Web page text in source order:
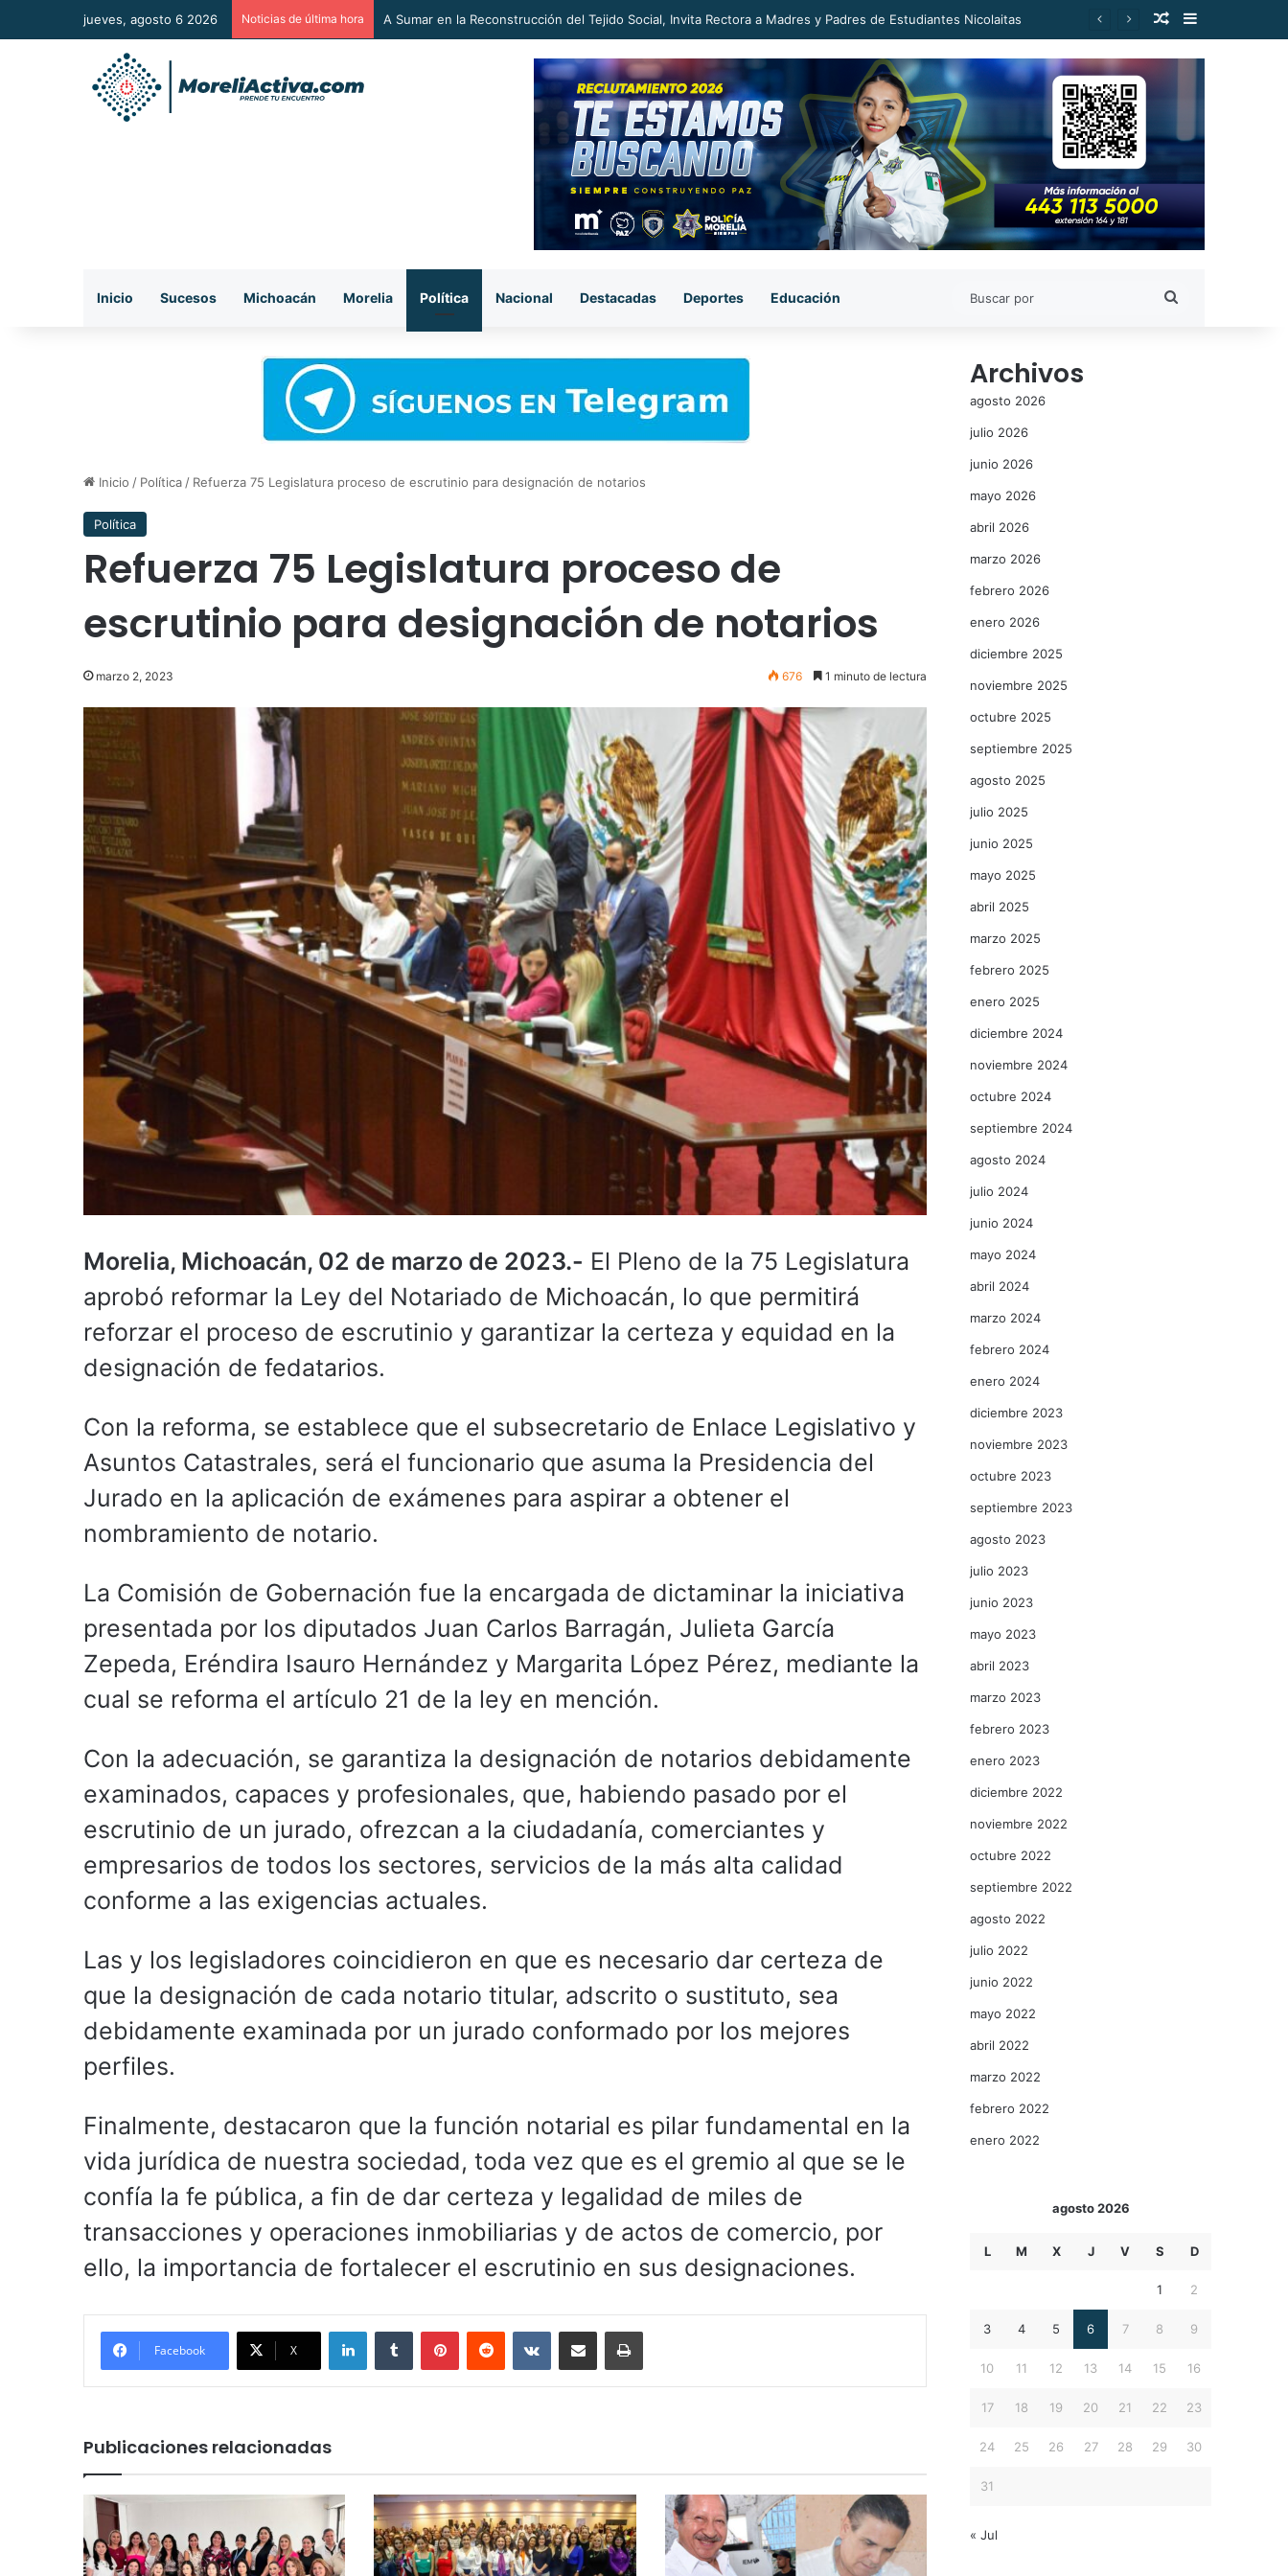
jueves, agosto 6 2026 Noticias de última hora A Sumar en la Reconstrucción del Tejido Social, Invita Rectora a Madres y Padres de Estudiantes Nicolaitas Publicación al
Barra lateral
Inicio Sucesos Michoacán Morelia Política Nacional Destacadas Deportes Educación
Inicio / Política / Refuerza 75 Legislatura proceso de escrutinio para designación de notarios
Política
Refuerza 75 Legislatura proceso de
escrutinio para designación de notarios
marzo 2, 2023 676 1 minuto de lectura
Morelia, Michoacán, 02 de marzo de 2023.- El Pleno de la 75 Legislatura
aprobó reformar la Ley del Notariado de Michoacán, lo que permitirá
reforzar el proceso de escrutinio y garantizar la certeza y equidad en la
designación de fedatarios.
Con la reforma, se establece que el subsecretario de Enlace Legislativo y
Asuntos Catastrales, será el funcionario que asuma la Presidencia del
Jurado en la aplicación de exámenes para aspirar a obtener el
nombramiento de notario.
La Comisión de Gobernación fue la encargada de dictaminar la iniciativa
presentada por los diputados Juan Carlos Barragán, Julieta García
Zepeda, Eréndira Isauro Hernández y Margarita López Pérez, mediante la
cual se reforma el artículo 21 de la ley en mención.
Con la adecuación, se garantiza la designación de notarios debidamente
examinados, capaces y profesionales, que, habiendo pasado por el
escrutinio de un jurado, ofrezcan a la ciudadanía, comerciantes y
empresarios de todos los sectores, servicios de la más alta calidad
conforme a las exigencias actuales.
Las y los legisladores coincidieron en que es necesario dar certeza de
que la designación de cada notario titular, adscrito o sustituto, sea
debidamente examinada por un jurado conformado por los mejores
perfiles.
Finalmente, destacaron que la función notarial es pilar fundamental en la
vida jurídica de nuestra sociedad, toda vez que es el gremio al que se le
confía la fe pública, a fin de dar certeza y legalidad de miles de
transacciones y operaciones inmobiliarias y de actos de comercio, por
ello, la importancia de fortalecer el escrutinio en sus designaciones.
Facebook X
LinkedInTumblr PinterestReddit VKontakteCompartir por correo electrónicoImprimir
Publicaciones relacionadas
Archivos
agosto 2026
julio 2026
junio 2026
mayo 2026
abril 2026
marzo 2026
febrero 2026
enero 2026
diciembre 2025
noviembre 2025
octubre 2025
septiembre 2025
agosto 2025
julio 2025
junio 2025
mayo 2025
abril 2025
marzo 2025
febrero 2025
enero 2025
diciembre 2024
noviembre 2024
octubre 2024
septiembre 2024
agosto 2024
julio 2024
junio 2024
mayo 2024
abril 2024
marzo 2024
febrero 2024
enero 2024
diciembre 2023
noviembre 2023
octubre 2023
septiembre 2023
agosto 2023
julio 2023
junio 2023
mayo 2023
abril 2023
marzo 2023
febrero 2023
enero 2023
diciembre 2022
noviembre 2022
octubre 2022
septiembre 2022
agosto 2022
julio 2022
junio 2022
mayo 2022
abril 2022
marzo 2022
febrero 2022
enero 2022
agosto 2026
L M X J V S D
1 2
3 4 5 6 7 8 9
10 11 12 13 14 15 16
17 18 19 20 21 22 23
24 25 26 27 28 29 30
31
« Jul